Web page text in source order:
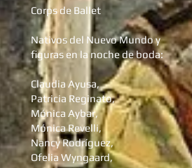
Corps de Ballet
Nativos del Nuevo Mundo y
figuras en la noche de boda:
Claudia Ayusa,
Patricia Reginato,
Mónica Aybar,
Mónica Revelli,
Nancy Rodríguez,
Ofelia Wyngaard,